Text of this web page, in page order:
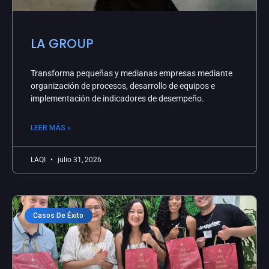
LA GROUP
Transforma pequeñas y medianas empresas mediante
organización de procesos, desarrollo de equipos e
implementación de indicadores de desempeño.
LEER MÁS »
LAQI julio 31, 2026
Casos De Éxito